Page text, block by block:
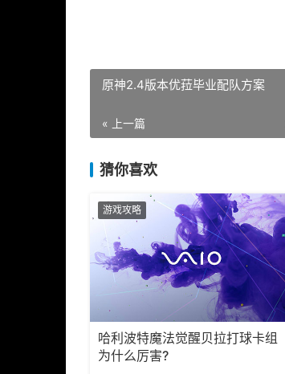
原神2.4版本优菈毕业配队方案
« 上一篇
猜你喜欢
游戏攻略
哈利波特魔法觉醒贝拉打球卡组
为什么厉害?